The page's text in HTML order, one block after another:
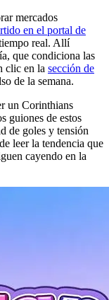
mercados
en el portal de
real. Allí
que condiciona las
clic en la sección de
de la semana.
un Corinthians
guiones de estos
de goles y tensión
leer la tendencia que
cayendo en la